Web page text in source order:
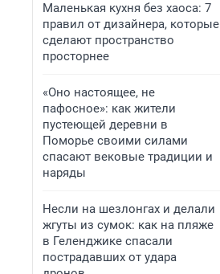
Маленькая кухня без хаоса: 7
правил от дизайнера, которые
сделают пространство
просторнее
«Оно настоящее, не
пафосное»: как жители
пустеющей деревни в
Поморье своими силами
спасают вековые традиции и
наряды
Несли на шезлонгах и делали
жгуты из сумок: как на пляже
в Геленджике спасали
пострадавших от удара